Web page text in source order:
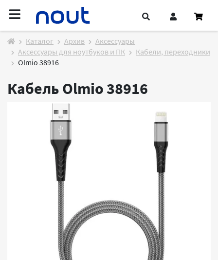
Каталог Архив
Аксессуары
Аксессуары для ноутбуков и ПК
Кабели, переходники
Olmio 38916
Кабель Olmio 38916